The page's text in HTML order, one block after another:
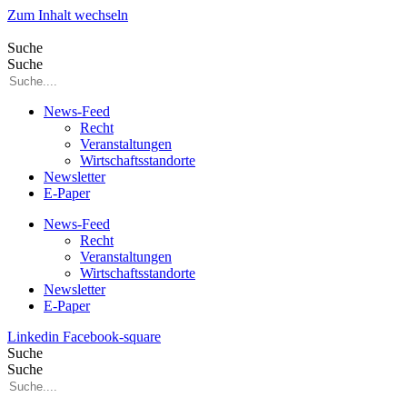
Zum Inhalt wechseln
Suche
Suche
News-Feed
Recht
Veranstaltungen
Wirtschaftsstandorte
Newsletter
E-Paper
News-Feed
Recht
Veranstaltungen
Wirtschaftsstandorte
Newsletter
E-Paper
Linkedin Facebook-square
Suche
Suche